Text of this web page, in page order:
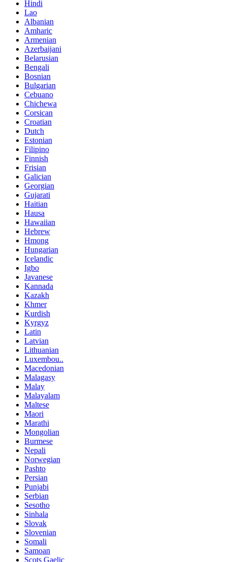
Hindi
Lao
Albanian
Amharic
Armenian
Azerbaijani
Belarusian
Bengali
Bosnian
Bulgarian
Cebuano
Chichewa
Corsican
Croatian
Dutch
Estonian
Filipino
Finnish
Frisian
Galician
Georgian
Gujarati
Haitian
Hausa
Hawaiian
Hebrew
Hmong
Hungarian
Icelandic
Igbo
Javanese
Kannada
Kazakh
Khmer
Kurdish
Kyrgyz
Latin
Latvian
Lithuanian
Luxembou..
Macedonian
Malagasy
Malay
Malayalam
Maltese
Maori
Marathi
Mongolian
Burmese
Nepali
Norwegian
Pashto
Persian
Punjabi
Serbian
Sesotho
Sinhala
Slovak
Slovenian
Somali
Samoan
Scots Gaelic